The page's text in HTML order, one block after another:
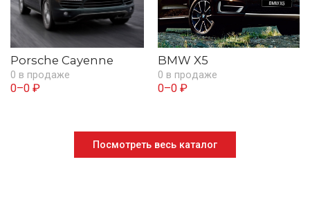
Porsche Cayenne
0 в продаже
0–0 ₽
BMW X5
0 в продаже
0–0 ₽
Посмотреть весь каталог